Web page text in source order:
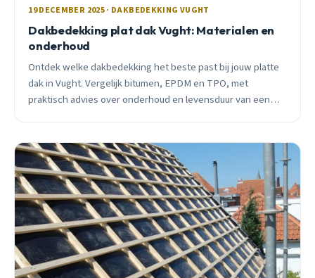
19 DECEMBER 2025 · DAKBEDEKKING VUGHT
Dakbedekking plat dak Vught: Materialen en
onderhoud
Ontdek welke dakbedekking het beste past bij jouw platte
dak in Vught. Vergelijk bitumen, EPDM en TPO, met
praktisch advies over onderhoud en levensduur van een